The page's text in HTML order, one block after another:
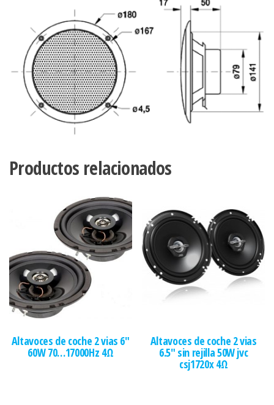
Productos relacionados
Altavoces de coche 2 vias 6″
60W 70…17000Hz 4Ω
Altavoces de coche 2 vias
6.5″ sin rejilla 50W jvc
csj1720x 4Ω